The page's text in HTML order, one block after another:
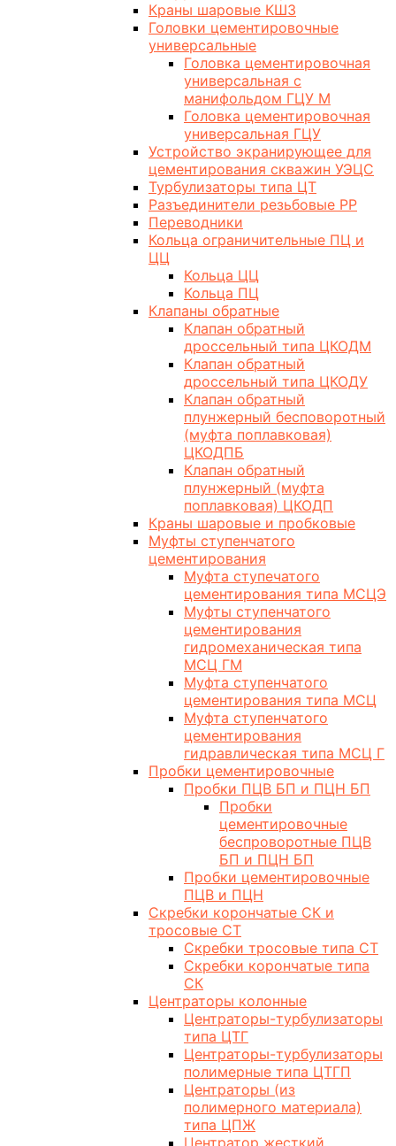
Краны шаровые КШЗ
Головки цементировочные
универсальные
Головка цементировочная
универсальная с
манифольдом ГЦУ М
Головка цементировочная
универсальная ГЦУ
Устройство экранирующее для
цементирования скважин УЭЦС
Турбулизаторы типа ЦТ
Разъединители резьбовые РР
Переводники
Кольца ограничительные ПЦ и
ЦЦ
Кольца ЦЦ
Кольца ПЦ
Клапаны обратные
Клапан обратный
дроссельный типа ЦКОДМ
Клапан обратный
дроссельный типа ЦКОДУ
Клапан обратный
плунжерный бесповоротный
(муфта поплавковая)
ЦКОДПБ
Клапан обратный
плунжерный (муфта
поплавковая) ЦКОДП
Краны шаровые и пробковые
Муфты ступенчатого
цементирования
Муфта ступечатого
цементирования типа МСЦЭ
Муфты ступенчатого
цементирования
гидромеханическая типа
МСЦ ГМ
Муфта ступенчатого
цементирования типа МСЦ
Муфта ступенчатого
цементирования
гидравлическая типа МСЦ Г
Пробки цементировочные
Пробки ПЦВ БП и ПЦН БП
Пробки
цементировочные
беспроворотные ПЦВ
БП и ПЦН БП
Пробки цементировочные
ПЦВ и ПЦН
Скребки корончатые СК и
тросовые СТ
Скребки тросовые типа СТ
Скребки корончатые типа
СК
Центраторы колонные
Центраторы-турбулизаторы
типа ЦТГ
Центраторы-турбулизаторы
полимерные типа ЦТГП
Центраторы (из
полимерного материала)
типа ЦПЖ